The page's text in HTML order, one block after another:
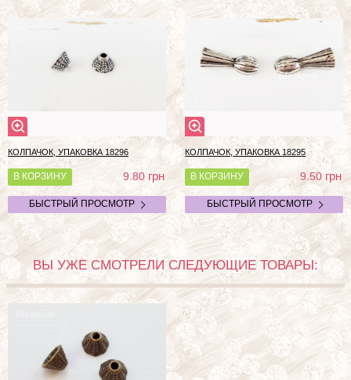
КОЛПАЧОК, УПАКОВКА 18296
В КОРЗИНУ 9.80грн
БЫСТРЫЙ ПРОСМОТР
КОЛПАЧОК, УПАКОВКА 18295
В КОРЗИНУ 9.50грн
БЫСТРЫЙ ПРОСМОТР
ВЫ УЖЕ СМОТРЕЛИ СЛЕДУЮЩИЕ ТОВАРЫ: